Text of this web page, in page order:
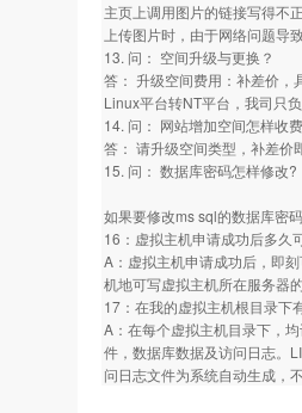
主页上调用图片的链接写得不
上传图片时，由于网络问题导
13. 问： 空间升级与更换？
答： 升级空间费用：补差价，
Linux平台转NT平台，我司只
14. 问： 网站增加空间怎样收
答： 请升级空间类型，补差价
15. 问： 数据库密码怎样修改?
如果要修改ms sql的数据库密
16：虚拟主机申请成功后多久
A：虚拟主机申请成功后，即
机地可写虚拟主机所在服务器
17：在我的虚拟主机根目录下
A：在每个虚拟主机目录下，
件，数据库数据及访问日志。
问日志文件为系统自动生成，